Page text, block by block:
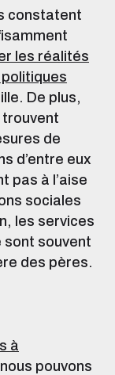
constatent
les réalités
De plus,
trouvent
de
d’entre eux
pas à l’aise
sociales
les services
sont souvent
des pères.
à
pouvons